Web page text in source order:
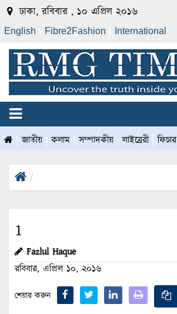
ঢাকা, রবিবার , ১০ এপ্রিল ২০১৬
English Fibre2Fashion International
জাতীয় কলাম সম্পাদকীয় লাইব্রেরী ফিচার
1
Fazlul Haque
রবিবার, এপ্রিল ১০, ২০১৬
শেয়ার করুন